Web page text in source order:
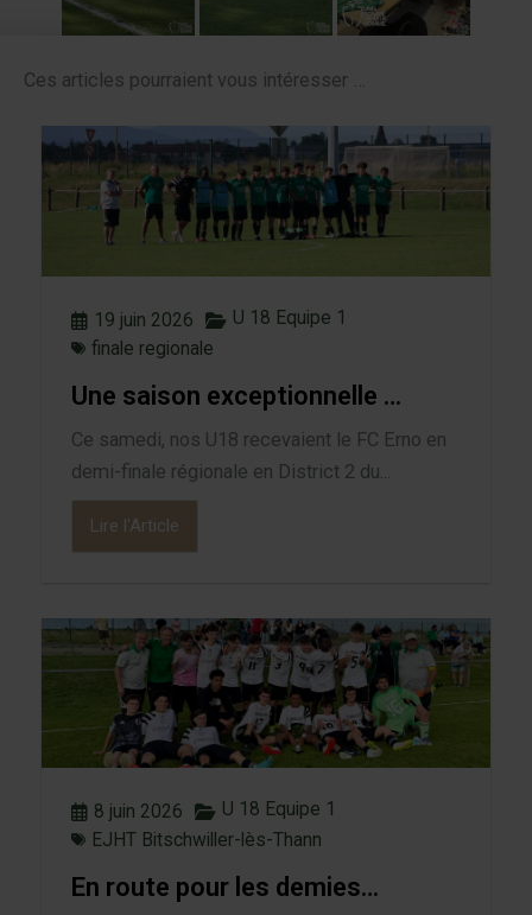
Ces articles pourraient vous intéresser …
19 juin 2026
U 18 Equipe 1
finale regionale
Une saison exceptionnelle …
Ce samedi, nos U18 recevaient le FC Erno en
demi-finale régionale en District 2 du...
Lire l'Article
8 juin 2026
U 18 Equipe 1
EJHT Bitschwiller-lès-Thann
En route pour les demies…